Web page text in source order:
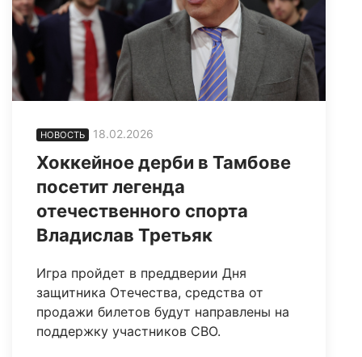
НОВОСТЬ 18.02.2026
Хоккейное дерби в Тамбове
посетит легенда
отечественного спорта
Владислав Третьяк
Игра пройдет в преддверии Дня
защитника Отечества, средства от
продажи билетов будут направлены на
поддержку участников СВО.